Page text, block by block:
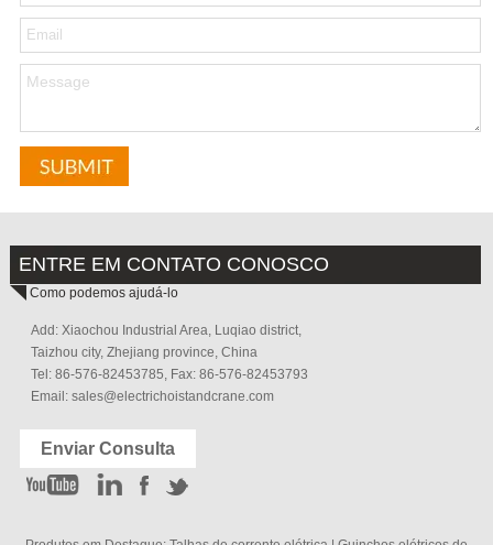
ENTRE EM CONTATO CONOSCO
Como podemos ajudá-lo
Add: Xiaochou Industrial Area, Luqiao district,
Taizhou city, Zhejiang province, China
Tel: 86-576-82453785, Fax: 86-576-82453793
Email: sales@electrichoistandcrane.com
Enviar Consulta